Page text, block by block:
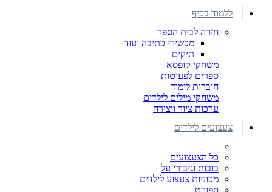
ללמוד בכיף
חזרה לבית הספר
מכשירי כתיבה ועוד
תיקים
משחקי קופסא
ספרים לפעוטות
חוברות לימוד
משחקי מילים לילדים
ערכות ציור ויצירה
צעצועים לילדים
כל הצעצועים
בובות וגיבורי על
מכוניות צעצוע לילדים
ספורט